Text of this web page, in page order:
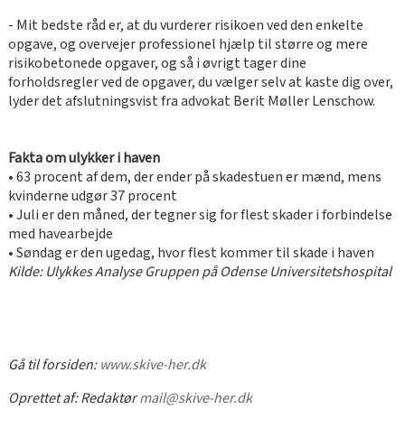
- Mit bedste råd er, at du vurderer risikoen ved den enkelte
opgave, og overvejer professionel hjælp til større og mere
risikobetonede opgaver, og så i øvrigt tager dine
forholdsregler ved de opgaver, du vælger selv at kaste dig over,
lyder det afslutningsvist fra advokat Berit Møller Lenschow.
Fakta om ulykker i haven
• 63 procent af dem, der ender på skadestuen er mænd, mens
kvinderne udgør 37 procent
• Juli er den måned, der tegner sig for flest skader i forbindelse
med havearbejde
• Søndag er den ugedag, hvor flest kommer til skade i haven
Kilde: Ulykkes Analyse Gruppen på Odense Universitetshospital
Gå til forsiden:www.skive-her.dk
Oprettet af:Redaktørmail@skive-her.dk